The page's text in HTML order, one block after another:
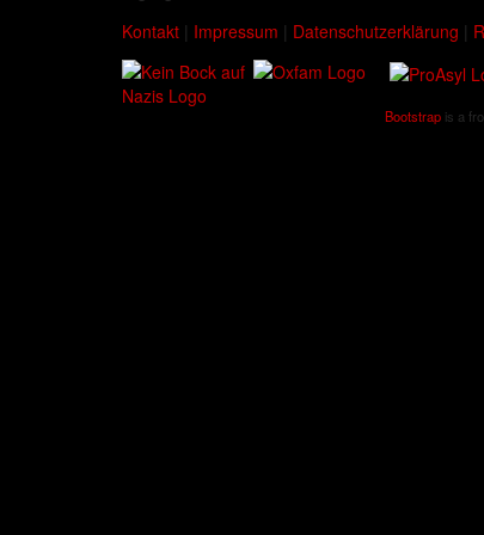
Kontakt | Impressum | Datenschutzerklärung |
Bootstrap is a